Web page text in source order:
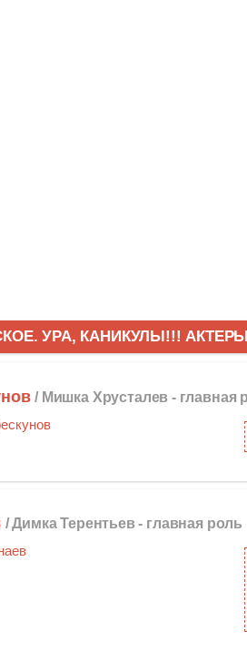
УРА, КАНИКУЛЫ!!!
/ Мишка Хрусталев - главная
/ Димка Терентьев - главная роль